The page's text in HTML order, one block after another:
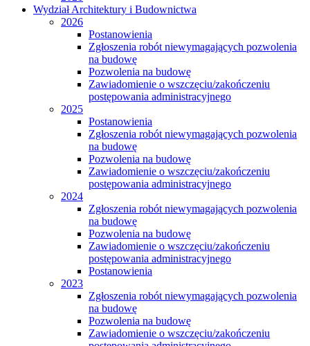
Wydział Architektury i Budownictwa
2026
Postanowienia
Zgłoszenia robót niewymagających pozwolenia
na budowę
Pozwolenia na budowę
Zawiadomienie o wszczęciu/zakończeniu
postępowania administracyjnego
2025
Postanowienia
Zgłoszenia robót niewymagających pozwolenia
na budowę
Pozwolenia na budowę
Zawiadomienie o wszczęciu/zakończeniu
postępowania administracyjnego
2024
Zgłoszenia robót niewymagających pozwolenia
na budowę
Pozwolenia na budowę
Zawiadomienie o wszczęciu/zakończeniu
postępowania administracyjnego
Postanowienia
2023
Zgłoszenia robót niewymagających pozwolenia
na budowę
Pozwolenia na budowę
Zawiadomienie o wszczęciu/zakończeniu